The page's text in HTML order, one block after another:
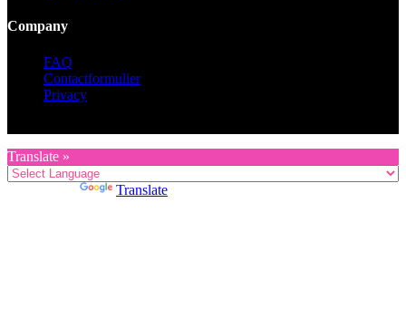
Company
FAQ
Contactformulier
Privacy
Translate »
Translate